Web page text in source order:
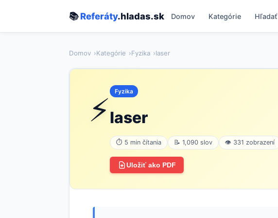
📚Referáty.hladas.sk Domov Kategórie Hľadať
Domov Kategórie Fyzika laser
⚡ Fyzika
laser
⏱ 5 min čítania 📝 1,090 slov 👁 331 zobrazení
Uložiť ako PDF